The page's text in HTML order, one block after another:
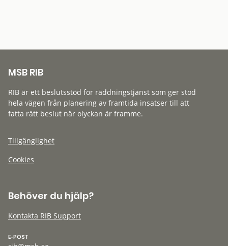
MSB RIB
RIB är ett beslutsstöd för räddningstjänst som ger stöd
hela vägen från planering av framtida insatser till att
fatta rätt beslut när olyckan är framme.
Tillgänglighet
Cookies
Behöver du hjälp?
Kontakta RIB Support
E-POST